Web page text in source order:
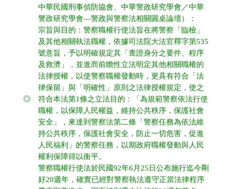
◎
中華民國刑事偵防協會、中華警政研究學會／中華
警政研究學會—警政與警察法相關圓桌論壇）：
宗旨與目的：警察職權行使法旨在將警察「臨檢」
及其他相關執法職權，依據司法院大法官釋字第535
號意旨，予以明確規定其「查證身分之要件、程序
及救濟」，並進而前瞻性立法明定其他相關職權的
法律授權，以使警察職權發動時，更具有符合「法
律保留」與「明確性」原則之法律授權規定，使之
符合本法第1條之立法目的：「為規範警察依法行使
職權，以保障人民權益，維持公共秩序，保護社會
安全」，來達到警察法第二條「警察任務為依法維
持公共秩序，保護社會安全，防止一切危害，促進
人民福利」的警察任務，以期政府職權發動與人民
權利保障得以衡平。
警察職權行使法於民國92年6月25日公布施行迄今剛
好20週年，確實已經對警察執法遵守正當法律程序